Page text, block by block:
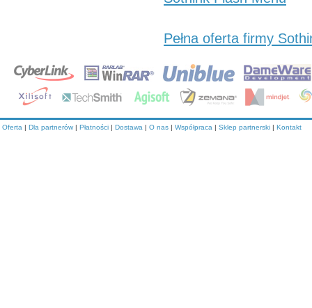
Pełna oferta firmy
Oferta | Dla partnerów | Płatności | Dostawa | O nas | Współpraca | Sklep partnerski | Kontakt